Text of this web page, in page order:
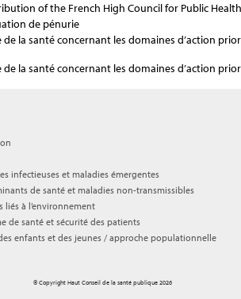
of the French High Council for Public Health
de pénurie
la santé concernant les domaines d’action
la santé concernant les domaines d’action
infectieuses et maladies émergentes
de santé et maladies non-transmissibles
liés à l’environnement
de santé et sécurité des patients
enfants et des jeunes / approche populationnelle
© Copyright Haut Conseil de la santé publique 2026